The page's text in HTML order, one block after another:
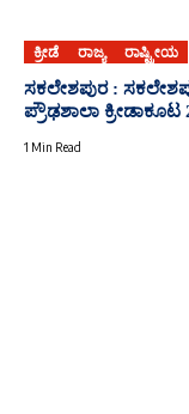
ಕ್ರೀಡೆ ರಾಜ್ಯ ರಾಷ್ಟ್ರೀಯ
ಸಕಲೇಶಪುರ :
ಪ್ರೌಢಶಾಲಾ ಕ್ರೀಡಾಕೂಟ
1 Min Read